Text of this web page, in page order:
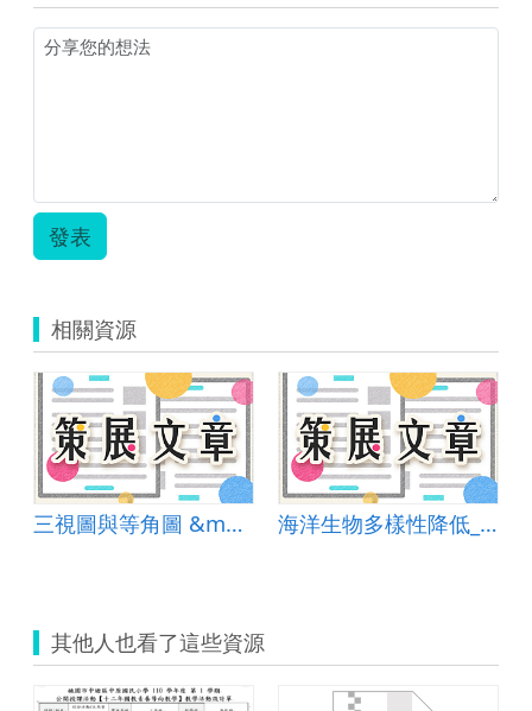
發表
相關資源
三視圖與等角圖 &mdash; 生活科技課程的識圖老馬 海洋生物多樣性降低_單元學習單
其他人也看了這些資源